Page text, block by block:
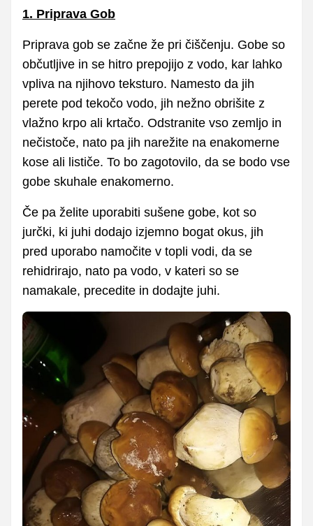
1. Priprava Gob
Priprava gob se začne že pri čiščenju. Gobe so
občutljive in se hitro prepojijo z vodo, kar lahko
vpliva na njihovo teksturo. Namesto da jih
perete pod tekočo vodo, jih nežno obrišite z
vlažno krpo ali krtačo. Odstranite vso zemljo in
nečistoče, nato pa jih narežite na enakomerne
kose ali lističe. To bo zagotovilo, da se bodo vse
gobe skuhale enakomerno.
Če pa želite uporabiti sušene gobe, kot so
jurčki, ki juhi dodajo izjemno bogat okus, jih
pred uporabo namočite v topli vodi, da se
rehidrirajo, nato pa vodo, v kateri so se
namakale, precedite in dodajte juhi.